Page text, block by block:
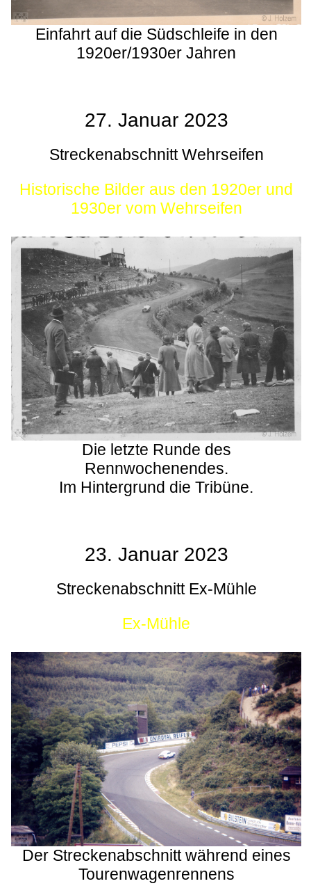
Einfahrt auf die Südschleife in den
1920er/1930er Jahren
27. Januar 2023
Streckenabschnitt Wehrseifen
Historische Bilder aus den 1920er und
1930er vom Wehrseifen
Die letzte Runde des
Rennwochenendes.
Im Hintergrund die Tribüne.
23. Januar 2023
Streckenabschnitt Ex-Mühle
Ex-Mühle
Der Streckenabschnitt während eines
Tourenwagenrennens